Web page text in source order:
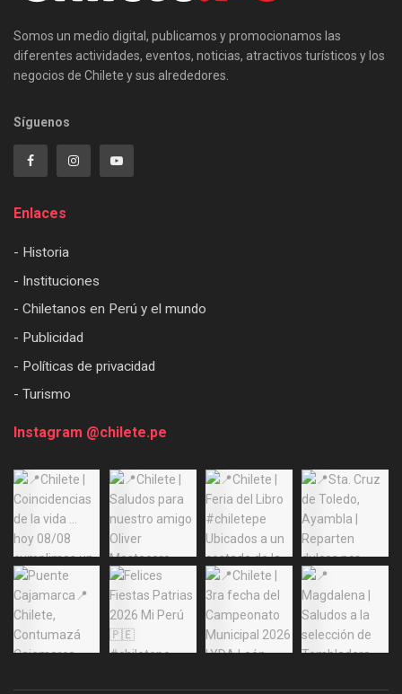
Somos un medio digital, publicamos y promocionamos las
diferentes actividades, eventos, noticias, atractivos turísticos y los
negocios de Chilete y sus alrededores.
Síguenos
Enlaces
- Historia
- Instituciones
- Chiletanos en Perú y el mundo
- Publicidad
- Políticas de privacidad
- Turismo
Instagram @chilete.pe